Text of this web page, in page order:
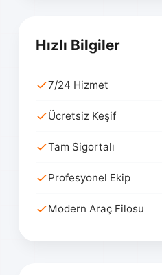
Hızlı Bilgiler
7/24 Hizmet
Ücretsiz Keşif
Tam Sigortalı
Profesyonel Ekip
Modern Araç Filosu